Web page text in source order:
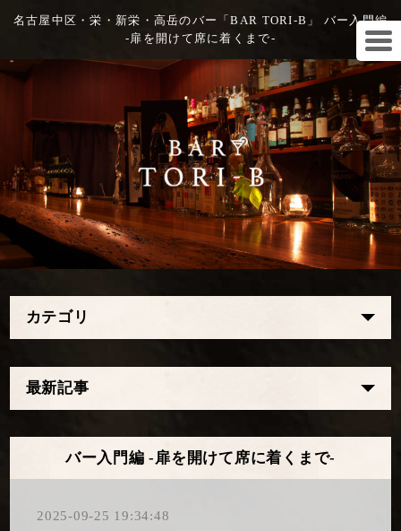
名古屋中区・栄・新栄・高岳のバー「BAR TORI-B」 バー入門編
-扉を開けて席に着くまで-
カテゴリ
最新記事
バー入門編 -扉を開けて席に着くまで-
2025-09-25 19:34:48